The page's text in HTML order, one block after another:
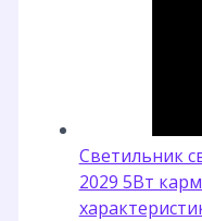
Светильник
2029 5Вт